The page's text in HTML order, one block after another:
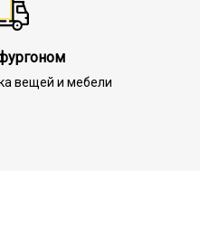
вещей и мебели